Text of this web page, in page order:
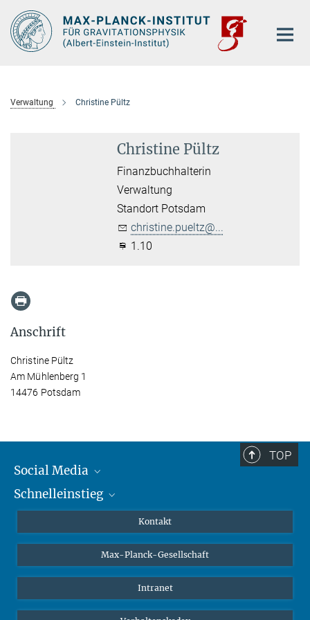
Hauptinhalt
Verwaltung Christine Pültz
Christine Pültz
Finanzbuchhalterin
Verwaltung
Standort Potsdam
christine.pueltz@...
1.10
Anschrift
Christine Pültz
Am Mühlenberg 1
14476 Potsdam
TOP
Social Media
Mastodon
Schnelleinstieg
Studierende
Schüler*innen
Öffentlichkeit
Kontakt
Max-Planck-Gesellschaft
Intranet